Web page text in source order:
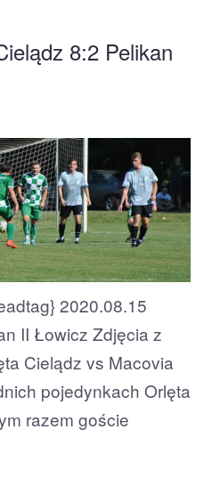
8:2 Pelikan
2020.08.15
II Łowicz Zdjęcia z
Cielądz vs Macovia
pojedynkach Orlęta
razem goście